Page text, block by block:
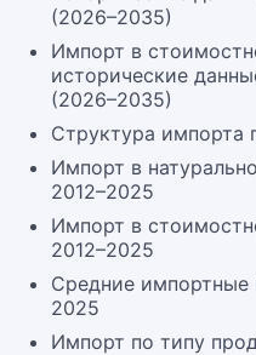
(2026–2035)
Импорт в
исторические
(2026–2035)
Структура импорта
Импорт в
2012–2025
Импорт в
2012–2025
Средние импортные
2025
Импорт по типу